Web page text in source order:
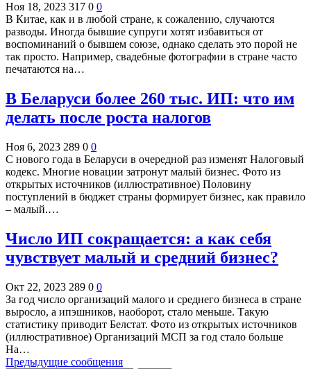
Ноя 18, 2023 317 0 0
В Китае, как и в любой стране, к сожалению, случаются
разводы. Иногда бывшие супруги хотят избавиться от
воспоминаний о бывшем союзе, однако сделать это порой не
так просто. Например, свадебные фотографии в стране часто
печатаются на…
В Беларуси более 260 тыс. ИП: что им
делать после роста налогов
Ноя 6, 2023 289 0 0
С нового года в Беларуси в очередной раз изменят Налоговый
кодекс. Многие новации затронут малый бизнес. Фото из
открытых источников (иллюстративное) Половину
поступлений в бюджет страны формирует бизнес, как правило
– малый.…
Число ИП сокращается: а как себя
чувствует малый и средний бизнес?
Окт 22, 2023 289 0 0
За год число организаций малого и среднего бизнеса в стране
выросло, а ипэшников, наоборот, стало меньше. Такую
статистику приводит Белстат. Фото из открытых источников
(иллюстративное) Организаций МСП за год стало больше
На…
Предыдущие сообщения